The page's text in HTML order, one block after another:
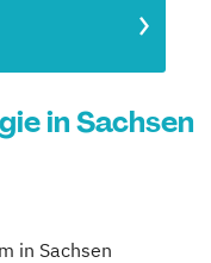
in Sachsen
in Sachsen